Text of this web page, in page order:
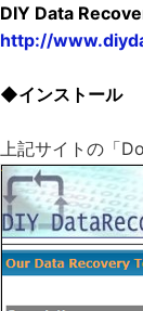
DIY Data
http://
◆インストール
上記サイトの「